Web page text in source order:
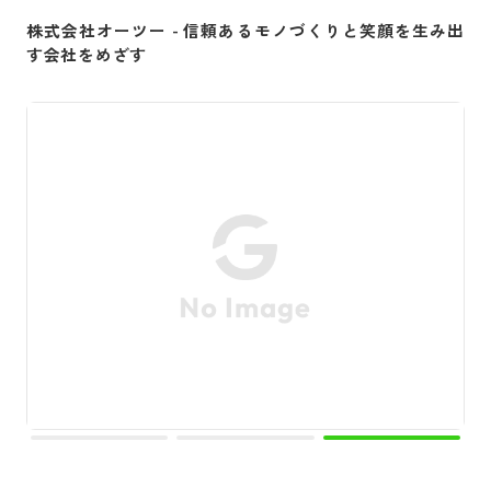
株式会社オーツー -信頼あるモノづくりと笑顔を生み出
す会社をめざす